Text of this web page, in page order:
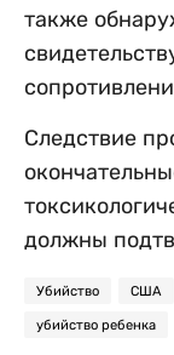
также
Следствие
должны
Убийство США
убийство ребенка